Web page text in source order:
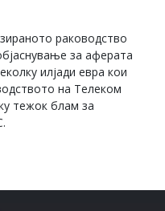
раководство
за аферата
илјади евра кои
на Телеком
тежок блам за